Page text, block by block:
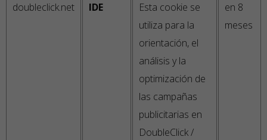
doubleclick.net IDE
Esta cookie se
utiliza para la
orientación, el
análisis y la
optimización de
las campañas
publicitarias en
DoubleClick /
en 8
meses